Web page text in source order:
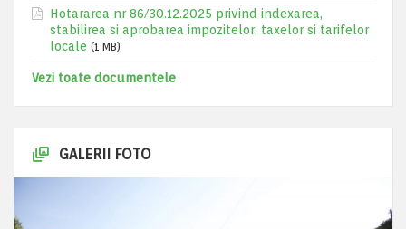
Hotararea nr 86/30.12.2025 privind indexarea,
stabilirea si aprobarea impozitelor, taxelor si tarifelor
locale (1 MB)
Vezi toate documentele
GALERII FOTO